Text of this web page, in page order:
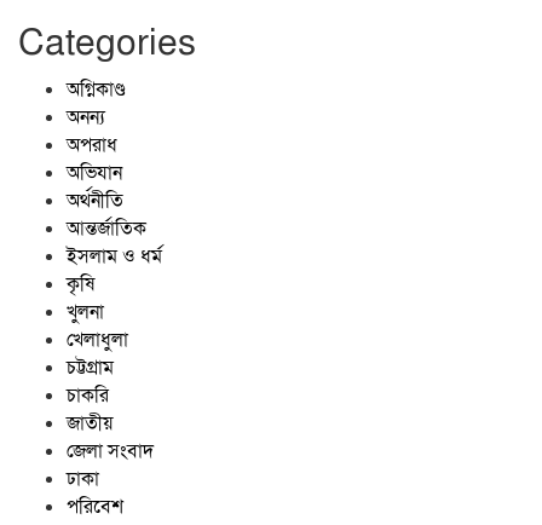
Categories
অগ্নিকাণ্ড
অনন্য
অপরাধ
অভিযান
অর্থনীতি
আন্তর্জাতিক
ইসলাম ও ধর্ম
কৃষি
খুলনা
খেলাধুলা
চট্টগ্রাম
চাকরি
জাতীয়
জেলা সংবাদ
ঢাকা
পরিবেশ